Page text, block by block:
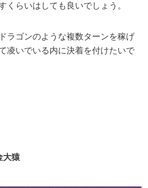
くらいはしても良いでしょう。
ラゴンのような複数ターンを稼げ
凌いでいる内に決着を付けたいで
大猿